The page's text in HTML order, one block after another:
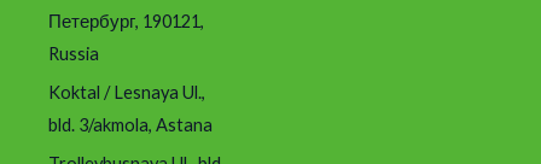
Петербург, 190121,
Russia
Koktal / Lesnaya Ul.,
bld. 3/akmola, Astana